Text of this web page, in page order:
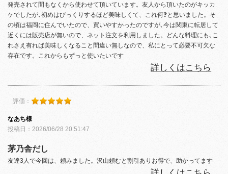
発売されて間もなくから使わせて頂いています。友人から頂いたのがキッカ
ケでしたが､初めはびっくりするほど美味しくて、これ何❓と思いました。そ
の頃は福岡に住んでいたので、買いやすかったのですが､今は関東に転居して
近くには販売店が無いので、ネット注文を利用しました。どんな料理にも､こ
れさえ有れば美味しくなること間違い無しなので、私にとって必要不可欠な
存在です。これからもずっと使いたいです
詳しくはこちら
評価：
なあち様
投稿日：2026/06/28 20:51:47
茅乃舎だし
友達3人で今回は、頼みました。沢山頼むと割引ありお得で、助かってます